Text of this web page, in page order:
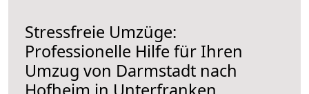
Stressfreie Umzüge:
Professionelle Hilfe für Ihren
Umzug von Darmstadt nach